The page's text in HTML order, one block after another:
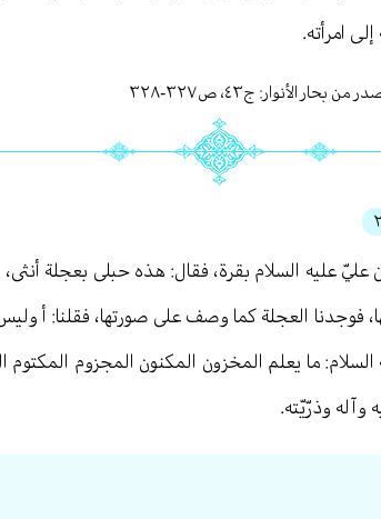
امرأته.
من بحار الأنوار: ج٤٣، ص٣٢٧-٣٢٨
عليه السلام بقرة، فقال: هذه حبلى بعجلة أنثى،
فوجدنا العجلة كما وصف على صورتها، فقلنا: أ
ما يعلم المخزون المكنون المجزوم
وآله وذرّيّته.